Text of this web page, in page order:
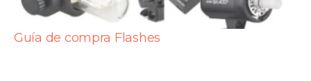
Guía de compra Flashes